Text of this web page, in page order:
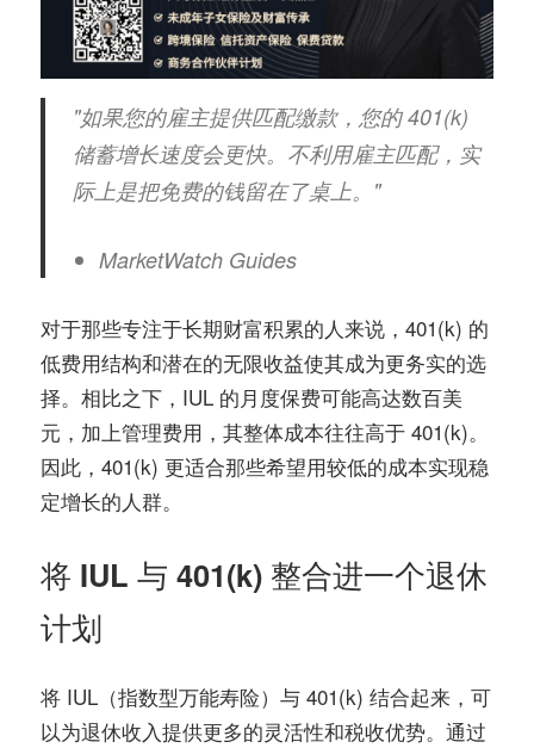
"如果您的雇主提供匹配缴款，您的 401(k)
储蓄增长速度会更快。不利用雇主匹配，实
际上是把免费的钱留在了桌上。"
MarketWatch Guides
对于那些专注于长期财富积累的人来说，401(k) 的
低费用结构和潜在的无限收益使其成为更务实的选
择。相比之下，IUL 的月度保费可能高达数百美
元，加上管理费用，其整体成本往往高于 401(k)。
因此，401(k) 更适合那些希望用较低的成本实现稳
定增长的人群。
将 IUL 与 401(k) 整合进一个退休
计划
将 IUL（指数型万能寿险）与 401(k) 结合起来，可
以为退休收入提供更多的灵活性和税收优势。通过